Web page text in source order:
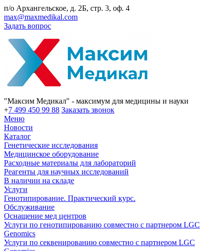
п/о Архангельское, д. 2Б, стр. 3, оф. 4
max@maxmedikal.com
Задать вопрос
"Максим Медикал" - максимум для медицины и науки
+7 499 450 99 88 Заказать звонок
Меню
Новости
Каталог
Генетические исследования
Медицинское оборудование
Расходные материалы для лабораторий
Реагенты для научных исследований
В наличии на складе
Услуги
Генотипирование. Практический курс.
Обслуживание
Оснащение мед центров
Услуги по генотипированию совместно с партнером LGC
Genomics
Услуги по секвенированию совместно с партнером LGC